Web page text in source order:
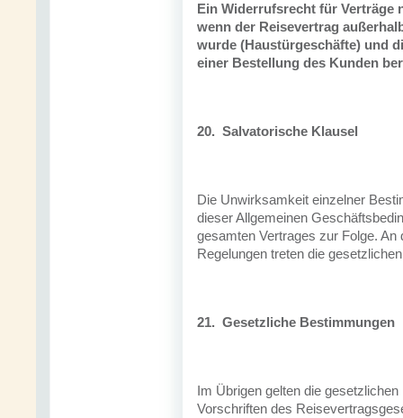
Ein Widerrufsrecht für Verträge
wenn der Reisevertrag
wurde (Haustürgeschäfte) und
einer Bestellung des Kunden
20. Salvatorische Klausel
Die Unwirksamkeit einzelner
dieser Allgemeinen
gesamten Vertrages zur Folge.
Regelungen treten die
21. Gesetzliche Bestimmungen
Im Übrigen gelten die
Vorschriften des